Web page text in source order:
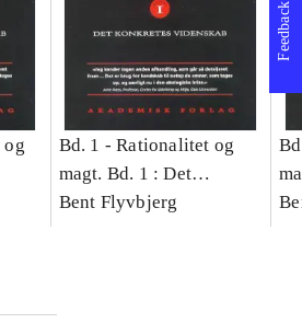
og
Bd. 1 -Rationalitet og
magt. Bd. 1 : Det
konkretes videnskab
Bent Flyvbjerg
Feedback